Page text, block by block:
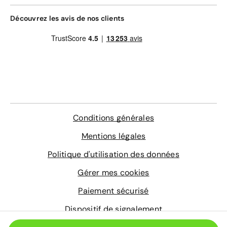
Découvrez les avis de nos clients
Conditions générales
Mentions légales
Politique d'utilisation des données
Gérer mes cookies
Paiement sécurisé
Dispositif de signalement
© 2026 Aramisauto.com